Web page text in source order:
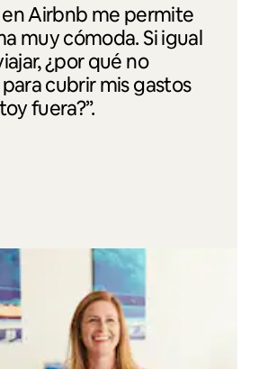
Airbnb me permite
muy cómoda. Si igual
¿por qué no
cubrir mis gastos
fuera?”.